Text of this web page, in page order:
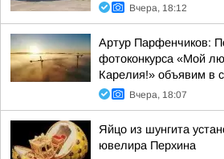
Вчера, 18:12
Артур Парфенчиков:
фотоконкурса «Мой
Карелия!» объявим в
Вчера, 18:07
Яйцо из шунгита
ювелира Перхина